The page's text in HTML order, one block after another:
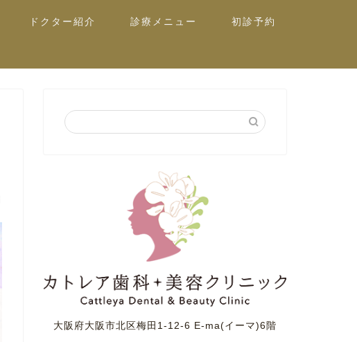
ドクター紹介 診療メニュー 初診予約
大阪府大阪市北区梅田1-12-6 E-ma(イーマ)6階